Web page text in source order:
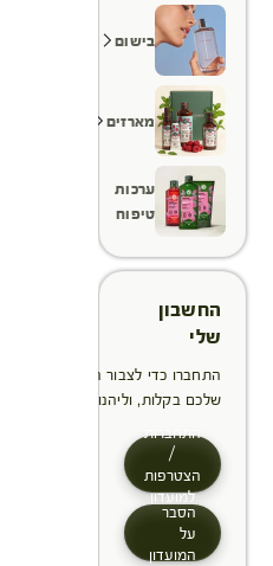
בישום
מארזים
ערכות
טיפוח
החשבון
שלי
התחברו כדי לצבור הטבות, לנהל
שלכם בקלות, וליהנות מתהליך
התחברות
/
הצטרפות
למועדון
הסבר
על
המועדון